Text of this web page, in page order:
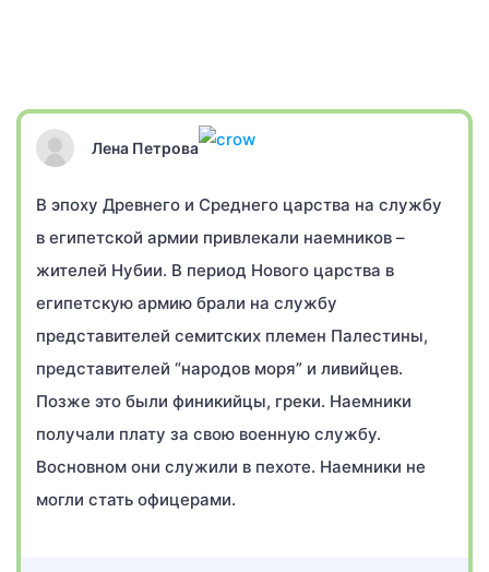
Лена Петрова
В эпоху Древнего и Среднего царства на службу
в египетской армии привлекали наемников –
жителей Нубии. В период Нового царства в
египетскую армию брали на службу
представителей семитских племен Палестины,
представителей “народов моря” и ливийцев.
Позже это были финикийцы, греки. Наемники
получали плату за свою военную службу.
Восновном они служили в пехоте. Наемники не
могли стать офицерами.